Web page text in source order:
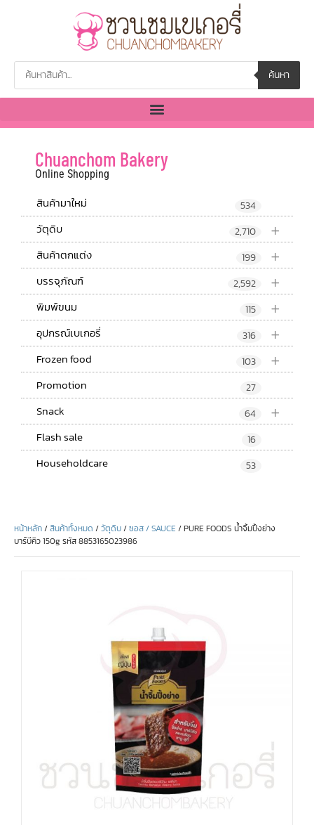
ค้นหา
Chuanchom Bakery
Online Shopping
สินค้ามาใหม่ 534
+
วัตุดิบ 2,710
+
สินค้าตกแต่ง 199
+
บรรจุภัณฑ์ 2,592
+
พิมพ์ขนม 115
+
อุปกรณ์เบเกอรี่ 316
+
Frozen food 103
Promotion 27
+
Snack 64
Flash sale 16
Householdcare 53
หน้าหลัก/สินค้าทั้งหมด /วัตุดิบ/ซอส / SAUCE / PURE FOODS น้ำจิ้มปิ้งย่าง
บาร์บีคิว 150g รหัส 8853165023986